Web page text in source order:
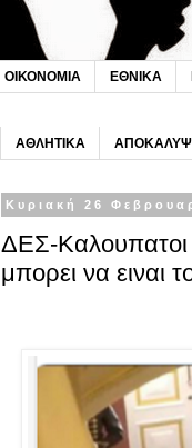
ΟΙΚΟΝΟΜΙΑ ΕΘΝΙΚΑ
ΑΘΛΗΤΙΚΑ
Κυριακή 26
ΔΕΣ-Καλουπατοι
μπορει να ειναι